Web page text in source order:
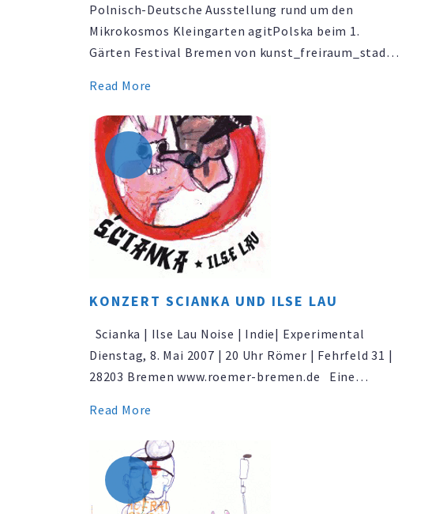
Polnisch-Deutsche Ausstellung rund um den
Mikrokosmos Kleingarten agitPolska beim 1.
Gärten Festival Bremen von kunst_freiraum_stadt
Uhr | live act: Astroturf (Elektropop)
AUSSTELLUNG vom 26. April bis 6. Mai 2007 | täglich
15 bis 20 Uhr | 2. Mai geschlossen: auch Gärtner …
Read More
KONZERT SCIANKA UND ILSE LAU
Scianka | Ilse Lau Noise | Indie| Experimental
Dienstag, 8. Mai 2007 | 20 Uhr Römer | Fehrfeld 31 |
28203 Bremen www.roemer-bremen.de Eine
Bremer Premiere von Polens Erfolgsband Scianka.
Furioses Einläuten von den Bremern Ilse Lau.
Polens Schatzkammern sind reich mit
avantgardistischer …
Read More